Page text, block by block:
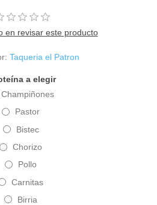
en revisar este producto
Taqueria el Patron
a elegir
Champiñones
Pastor
Bistec
Chorizo
Pollo
Carnitas
Birria